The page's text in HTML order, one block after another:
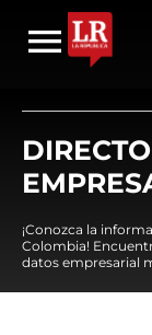
¡Conozca la
Colombia!
datos empresarial